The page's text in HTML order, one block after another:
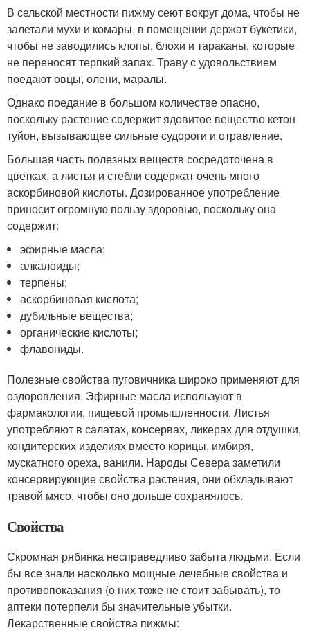
В сельской местности пижму сеют вокруг дома, чтобы не
залетали мухи и комары, в помещении держат букетики,
чтобы не заводились клопы, блохи и тараканы, которые
не переносят терпкий запах. Траву с удовольствием
поедают овцы, олени, маралы.
Однако поедание в большом количестве опасно,
поскольку растение содержит ядовитое вещество кетон
туйон, вызывающее сильные судороги и отравление.
Большая часть полезных веществ сосредоточена в
цветках, а листья и стебли содержат очень много
аскорбиновой кислоты. Дозированное употребление
приносит огромную пользу здоровью, поскольку она
содержит:
эфирные масла;
алкалоиды;
терпены;
аскорбиновая кислота;
дубильные вещества;
органические кислоты;
флавониды.
Полезные свойства пуговичника широко применяют для
оздоровления. Эфирные масла используют в
фармакологии, пищевой промышленности. Листья
употребляют в салатах, консервах, ликерах для отдушки,
кондитерских изделиях вместо корицы, имбиря,
мускатного ореха, ванили. Народы Севера заметили
консервирующие свойства растения, они обкладывают
травой мясо, чтобы оно дольше сохранялось.­
Свойства­
Скромная рябинка несправедливо забыта людьми. Если
бы все знали насколько мощные лечебные свойства и
противопоказания (о них тоже не стоит забывать), то
аптеки потерпели бы значительные убытки.
Лекарственные свойства пижмы: